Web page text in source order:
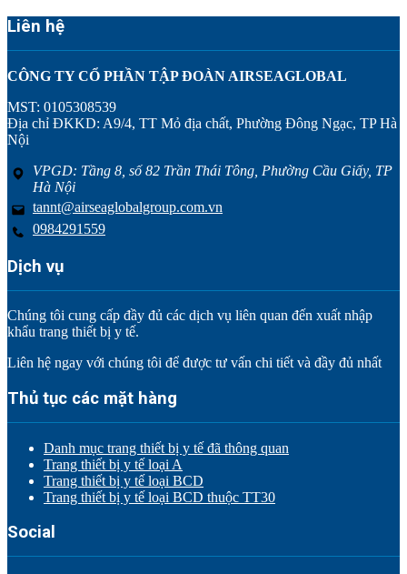
Liên hệ
CÔNG TY CỔ PHẦN TẬP ĐOÀN AIRSEAGLOBAL
MST: 0105308539
Địa chỉ ĐKKD: A9/4, TT Mỏ địa chất, Phường Đông Ngạc, TP Hà
Nội
VPGD: Tầng 8, số 82 Trần Thái Tông, Phường Cầu Giấy, TP
Hà Nội
tannt@airseaglobalgroup.com.vn
0984291559
Dịch vụ
Chúng tôi cung cấp đầy đủ các dịch vụ liên quan đến xuất nhập
khẩu trang thiết bị y tế.
Liên hệ ngay với chúng tôi để được tư vấn chi tiết và đầy đủ nhất
Thủ tục các mặt hàng
Danh mục trang thiết bị y tế đã thông quan
Trang thiết bị y tế loại A
Trang thiết bị y tế loại BCD
Trang thiết bị y tế loại BCD thuộc TT30
Social